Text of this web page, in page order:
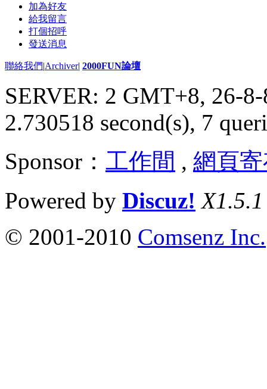
加為好友
給我留言
打個招呼
發送消息
聯絡我們|Archiver| 2000FUN論壇
SERVER: 2 GMT+8, 26-
2.730518 second(s), 7
Sponsor： 工作間 , 網頁
Powered by Discuz! X1.5.1
© 2001-2010 Comsenz Inc.